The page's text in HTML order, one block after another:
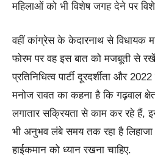
महिलाओं को भी विशेष जगह देने पर
वहीं कांग्रेस के केदारनाथ से विधायक
फोरम पर वह इस बात को मजबूती से
प्रतिनिधित्व पार्टी दूरदर्शीता और
मनोज रावत का कहना है कि गढ़वाल
लगातार सक्रियता से काम कर रहे हैं,
भी अनुभव लंबे समय तक रहा है लिहाजा
हाईकमान को ध्यान रखना चाहिए.